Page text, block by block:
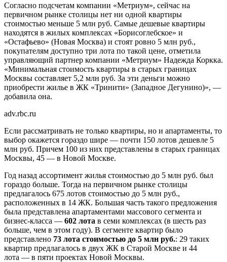
Согласно подсчетам компании «Метриум», сейчас на
первичном рынке столицы нет ни одной квартиры
стоимостью меньше 5 млн руб. Самые дешевые квартиры
находятся в жилых комплексах «Борисоглебское» и
«Остафьево» (Новая Москва) и стоят ровно 5 млн руб.,
покупателям доступно три лота по такой цене, отметила
управляющий партнер компании «Метриум» Надежда Коркка.
«Минимальная стоимость квартиры в старых границах
Москвы составляет 5,2 млн руб. За эти деньги можно
приобрести жилье в ЖК «Тринити» (Западное Дегунино)», —
добавила она.
adv.rbc.ru
Если рассматривать не только квартиры, но и апартаменты, то
выбор окажется гораздо шире — почти 150 лотов дешевле 5
млн руб. Причем 100 из них представлены в старых границах
Москвы, 45 — в Новой Москве.
Год назад ассортимент жилья стоимостью до 5 млн руб. был
гораздо больше. Тогда на первичном рынке столицы
предлагалось 675 лотов стоимостью до 5 млн руб.,
расположенных в 14 ЖК. Большая часть такого предложения
была представлена апартаментами массового сегмента и
бизнес-класса — 602 лота в семи комплексах (в шесть раз
больше, чем в этом году). В сегменте квартир было
представлено 73 лота стоимостью до 5 млн руб.: 29 таких
квартир предлагалось в двух ЖК в Старой Москве и 44
лота — в пяти проектах Новой Москвы.